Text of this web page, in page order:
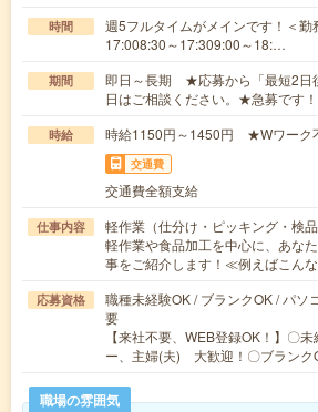
時間
週5フルタイムがメインです！＜勤
17:008:30～17:309:00～18:…
期間
即日～長期 ★応募から「最短2日
日はご相談ください。★急募です！
時給 時給1150円～1450円 ★Wワーク
交通費
交通費全額支給
仕事内容
軽作業（仕分け・ピッキング・検品
軽作業や食品加工を中心に、あな
事をご紹介します！≪例えばこん
応募資格
職種未経験OK / ブランクOK / パソ
要
【来社不要、WEB登録OK！】〇
ー、主婦(夫) 大歓迎！〇ブラン
職場の雰囲気